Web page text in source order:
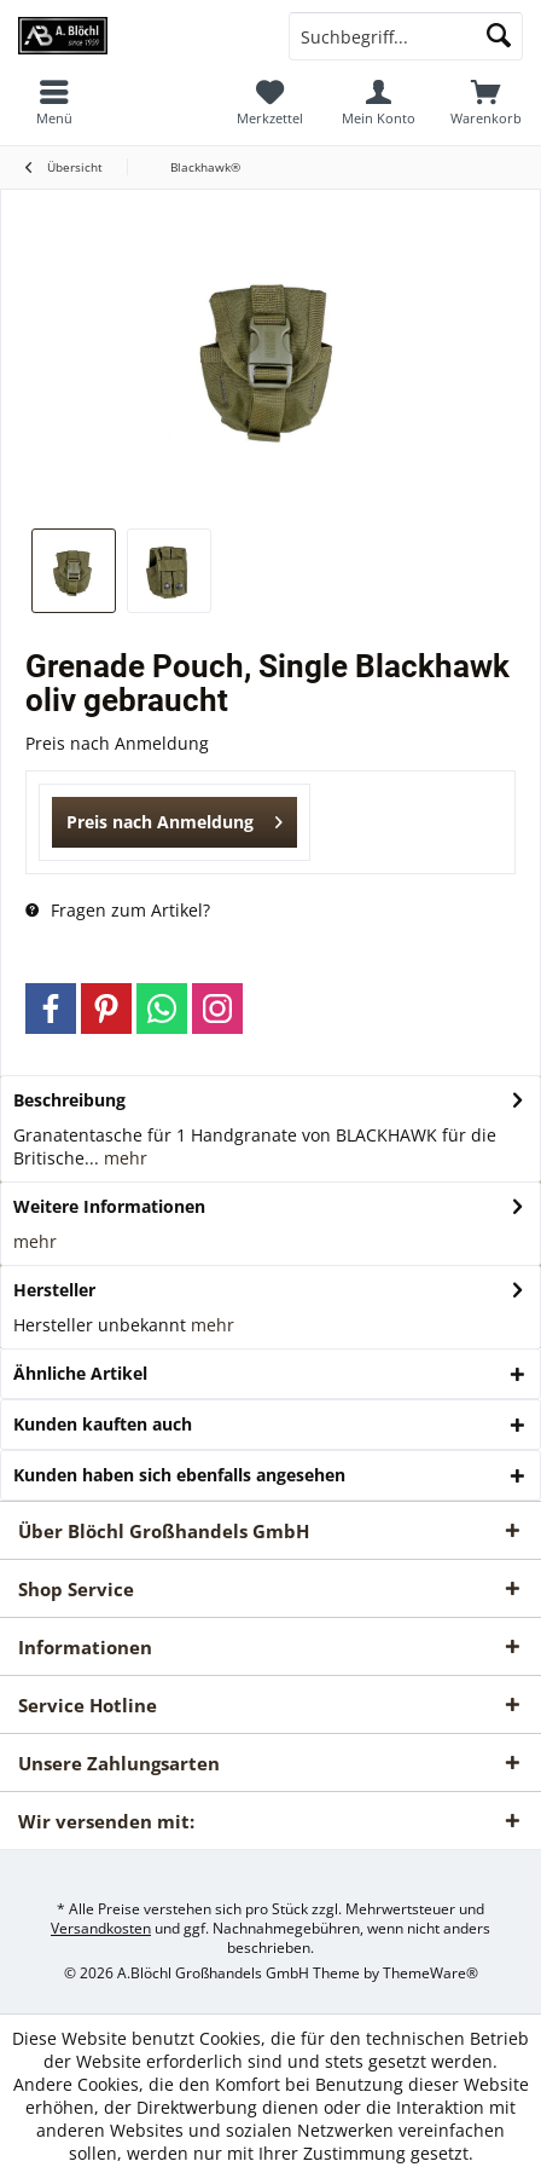
Warenkorb
Merkzettel Mein Konto
Menü
Übersicht Blackhawk®
Grenade Pouch, Single Blackhawk
oliv gebraucht
Preis nach Anmeldung
Preis nach Anmeldung
Fragen zum Artikel?
Beschreibung
Granatentasche für 1 Handgranate von BLACKHAWK für die
Britische... mehr
Weitere Informationen
mehr
Hersteller
Hersteller unbekannt mehr
Ähnliche Artikel
Kunden kauften auch
Kunden haben sich ebenfalls angesehen
Über Blöchl Großhandels GmbH
Shop Service
Informationen
Service Hotline
Unsere Zahlungsarten
Wir versenden mit:
* Alle Preise verstehen sich pro Stück zzgl. Mehrwertsteuer und
Versandkosten und ggf. Nachnahmegebühren, wenn nicht anders
beschrieben.
© 2026 A.Blöchl Großhandels GmbH Theme byThemeWare®
Diese Website benutzt Cookies, die für den technischen Betrieb
der Website erforderlich sind und stets gesetzt werden.
Andere Cookies, die den Komfort bei Benutzung dieser Website
erhöhen, der Direktwerbung dienen oder die Interaktion mit
anderen Websites und sozialen Netzwerken vereinfachen
sollen, werden nur mit Ihrer Zustimmung gesetzt.